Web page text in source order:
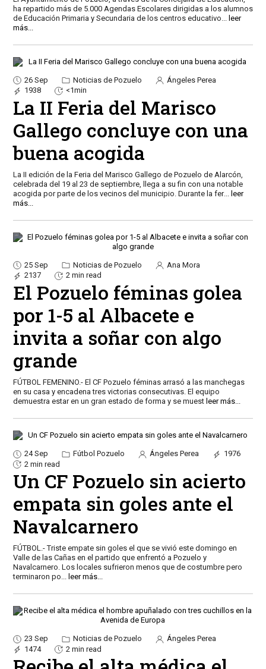
ha repartido más de 5.000 Agendas Escolares dirigidas a los alumnos
de Educación Primaria y Secundaria de los centros educativo
leer
más...
26 Sep Noticias de Pozuelo
Ángeles Perea
1938
<1min
La II Feria del Marisco
Gallego concluye con una
buena acogida
La II edición de la Feria del Marisco Gallego de Pozuelo de Alarcón,
celebrada del 19 al 23 de septiembre, llega a su fin con una notable
acogida por parte de los vecinos del municipio. Durante la fer...
leer
más...
25 Sep Noticias de Pozuelo
Ana Mora
2137
2 min read
El Pozuelo féminas golea
por 1-5 al Albacete e
invita a soñar con algo
grande
FÚTBOL FEMENINO.- El CF Pozuelo féminas arrasó a las manchegas
en su casa y encadena tres victorias consecutivas. El equipo
demuestra estar en un gran estado de forma y se muest leer más...
24 Sep Fútbol Pozuelo Ángeles Perea
1976
2 min read
Un CF Pozuelo sin acierto
empata sin goles ante el
Navalcarnero
FÚTBOL.- Triste empate sin goles el que se vivió este domingo en
Valle de las Cañas en el partido que enfrentó a Pozuelo y
Navalcarnero. Los locales sufrieron menos que de costumbre pero
terminaron po... leer más...
23 Sep Noticias de Pozuelo
Ángeles Perea
1474
2 min read